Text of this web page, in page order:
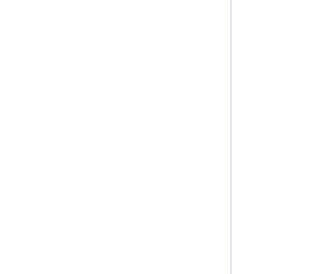
弦巻
バル